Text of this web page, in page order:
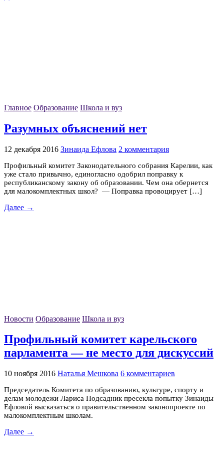
Главное Образование Школа и вуз
Разумных объяснений нет
12 декабря 2016 Зинаида Ефлова 2 комментария
Профильный комитет Законодательного собрания Карелии, как
уже стало привычно, единогласно одобрил поправку к
республиканскому закону об образовании. Чем она обернется
для малокомплектных школ? — Поправка провоцирует […]
Далее →
Новости Образование Школа и вуз
Профильный комитет карельского
парламента — не место для дискуссий
10 ноября 2016 Наталья Мешкова 6 комментариев
Председатель Комитета по образованию, культуре, спорту и
делам молодежи Лариса Подсадник пресекла попытку Зинаиды
Ефловой высказаться о правительственном законопроекте по
малокомплектным школам.
Далее →